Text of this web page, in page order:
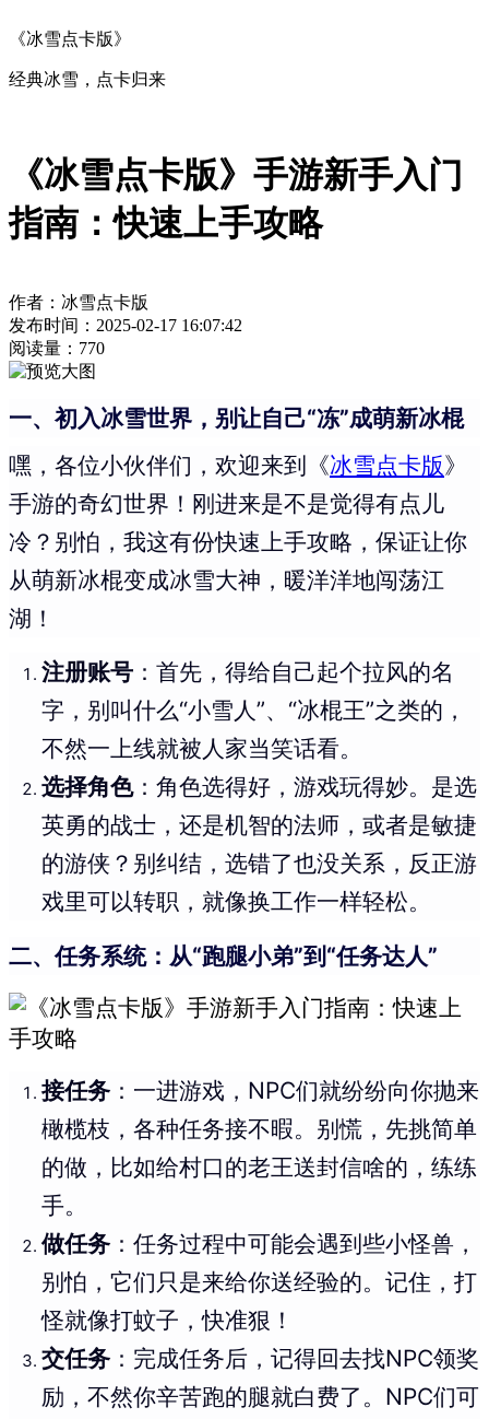
《冰雪点卡版》
经典冰雪，点卡归来
《冰雪点卡版》手游新手入门
指南：快速上手攻略
作者：冰雪点卡版
发布时间：2025-02-17 16:07:42
阅读量： 770
一、初入冰雪世界，别让自己“冻”成萌新冰棍
嘿，各位小伙伴们，欢迎来到《冰雪点卡版》
手游的奇幻世界！刚进来是不是觉得有点儿
冷？别怕，我这有份快速上手攻略，保证让你
从萌新冰棍变成冰雪大神，暖洋洋地闯荡江
湖！
注册账号 ：首先，得给自己起个拉风的名
字，别叫什么“小雪人”、“冰棍王”之类的，
不然一上线就被人家当笑话看。
选择角色：角色选得好，游戏玩得妙。是选
英勇的战士，还是机智的法师，或者是敏捷
的游侠？别纠结，选错了也没关系，反正游
戏里可以转职，就像换工作一样轻松。
二、任务系统：从“跑腿小弟”到“任务达人”
接任务 ：一进游戏，NPC们就纷纷向你抛来
橄榄枝，各种任务接不暇。别慌，先挑简单
的做，比如给村口的老王送封信啥的，练练
手。
做任务 ：任务过程中可能会遇到些小怪兽，
别怕，它们只是来给你送经验的。记住，打
怪就像打蚊子，快准狠！
交任务 ：完成任务后，记得回去找NPC领奖
励，不然你辛苦跑的腿就白费了。NPC们可